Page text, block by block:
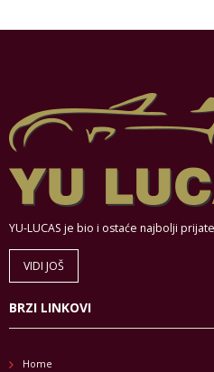
YU-LUCAS je bio i ostaće najbolji
VIDI JOŠ
BRZI LINKOVI
Home